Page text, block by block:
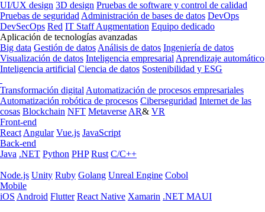
UI/UX design 3D design Pruebas de software y control de calidad
Pruebas de seguridad Administración de bases de datos DevOps
DevSecOps Red IT Staff Augmentation Equipo dedicado
Aplicación de tecnologías avanzadas
Big data Gestión de datos Análisis de datos Ingeniería de datos
Visualización de datos Inteligencia empresarial Aprendizaje automático
Inteligencia artificial Ciencia de datos Sostenibilidad y ESG
Transformación digital Automatización de procesos empresariales
Automatización robótica de procesos Ciberseguridad Internet de las
cosas Blockchain NFT Metaverse AR& VR
Front-end
React Angular Vue.js JavaScript
Back-end
Java .NET Python PHP Rust C/C++
Node.js Unity Ruby Golang Unreal Engine Cobol
Mobile
iOS Android Flutter React Native Xamarin .NET MAUI